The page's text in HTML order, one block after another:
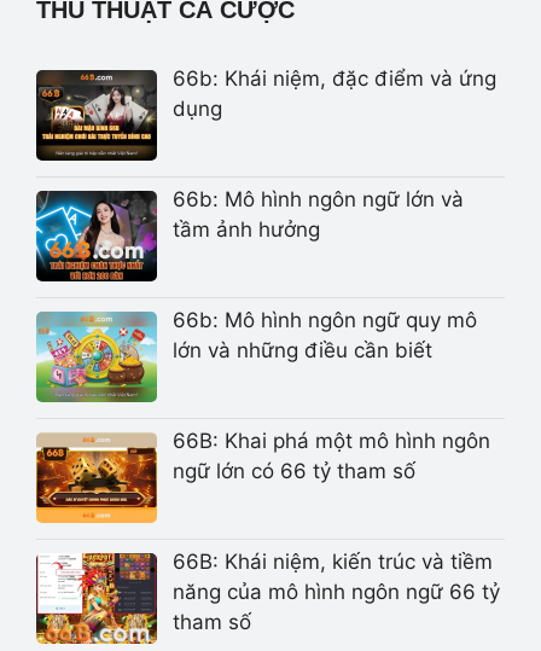
THỦ THUẬT CÁ CƯỢC
66b: Khái niệm, đặc điểm và ứng
dụng
66b: Mô hình ngôn ngữ lớn và
tầm ảnh hưởng
66b: Mô hình ngôn ngữ quy mô
lớn và những điều cần biết
66B: Khai phá một mô hình ngôn
ngữ lớn có 66 tỷ tham số
66B: Khái niệm, kiến trúc và tiềm
năng của mô hình ngôn ngữ 66 tỷ
tham số